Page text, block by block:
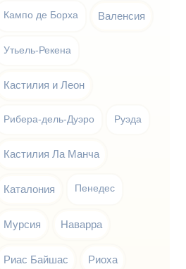
Кампо де Борха Валенсия
Утьель-Рекена
Кастилия и Леон
Рибера-дель-Дуэро Руэда
Кастилия Ла Манча
Каталония Пенедес
Мурсия Наварра
Риас Байшас Риоха